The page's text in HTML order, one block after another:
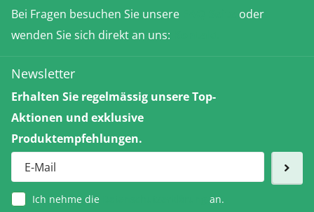
Bei Fragen besuchen Sie unsere
oder
wenden Sie sich direkt an uns:
Newsletter
Erhalten Sie regelmässig unsere Top-
Aktionen und exklusive
Produktempfehlungen.
Ich nehme die an.